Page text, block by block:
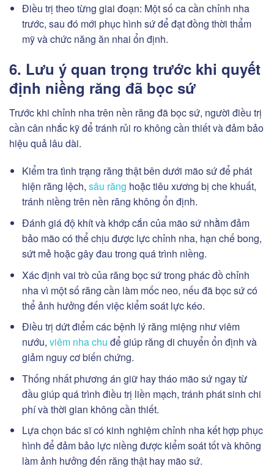
Điều trị theo từng giai đoạn: Một số ca cần chỉnh nha
trước, sau đó mới phục hình sứ để đạt đồng thời thẩm
mỹ và chức năng ăn nhai ổn định.
6. Lưu ý quan trọng trước khi quyết
định niềng răng đã bọc sứ
Trước khi chỉnh nha trên nền răng đã bọc sứ, người điều trị
cần cân nhắc kỹ để tránh rủi ro không cần thiết và đảm bảo
hiệu quả lâu dài.
Kiểm tra tình trạng răng thật bên dưới mão sứ để phát
hiện răng lệch, sâu răng hoặc tiêu xương bị che khuất,
tránh niềng trên nền răng không ổn định.
Đánh giá độ khít và khớp cắn của mão sứ nhằm đảm
bảo mão có thể chịu được lực chỉnh nha, hạn chế bong,
sứt mẻ hoặc gây đau trong quá trình niềng.
Xác định vai trò của răng bọc sứ trong phác đồ chỉnh
nha vì một số răng cần làm mốc neo, nếu đã bọc sứ có
thể ảnh hưởng đến việc kiểm soát lực kéo.
Điều trị dứt điểm các bệnh lý răng miệng như viêm
nướu, viêm nha chu để giúp răng di chuyển ổn định và
giảm nguy cơ biến chứng.
Thống nhất phương án giữ hay tháo mão sứ ngay từ
đầu giúp quá trình điều trị liền mạch, tránh phát sinh chi
phí và thời gian không cần thiết.
Lựa chọn bác sĩ có kinh nghiệm chỉnh nha kết hợp phục
hình để đảm bảo lực niềng được kiểm soát tốt và không
làm ảnh hưởng đến răng thật hay mão sứ.